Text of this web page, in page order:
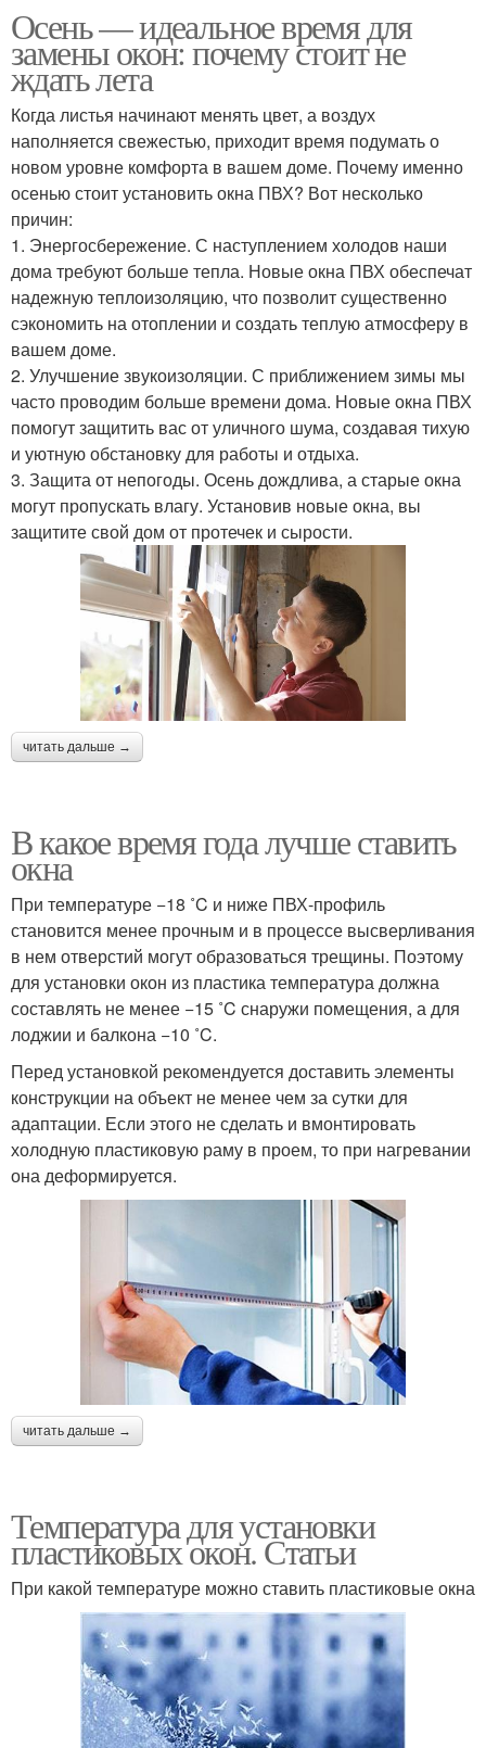
Осень — идеальное время для
замены окон: почему стоит не
ждать лета
Когда листья начинают менять цвет, а воздух
наполняется свежестью, приходит время подумать о
новом уровне комфорта в вашем доме. Почему именно
осенью стоит установить окна ПВХ? Вот несколько
причин:
1. Энергосбережение. С наступлением холодов наши
дома требуют больше тепла. Новые окна ПВХ обеспечат
надежную теплоизоляцию, что позволит существенно
сэкономить на отоплении и создать теплую атмосферу в
вашем доме.
2. Улучшение звукоизоляции. С приближением зимы мы
часто проводим больше времени дома. Новые окна ПВХ
помогут защитить вас от уличного шума, создавая тихую
и уютную обстановку для работы и отдыха.
3. Защита от непогоды. Осень дождлива, а старые окна
могут пропускать влагу. Установив новые окна, вы
защитите свой дом от протечек и сырости.
читать дальше →
В какое время года лучше ставить
окна
При температуре −18 ˚C и ниже ПВХ-профиль
становится менее прочным и в процессе высверливания
в нем отверстий могут образоваться трещины. Поэтому
для установки окон из пластика температура должна
составлять не менее −15 ˚C снаружи помещения, а для
лоджии и балкона −10 ˚C.
Перед установкой рекомендуется доставить элементы
конструкции на объект не менее чем за сутки для
адаптации. Если этого не сделать и вмонтировать
холодную пластиковую раму в проем, то при нагревании
она деформируется.
читать дальше →
Температура для установки
пластиковых окон. Статьи
При какой температуре можно ставить пластиковые окна